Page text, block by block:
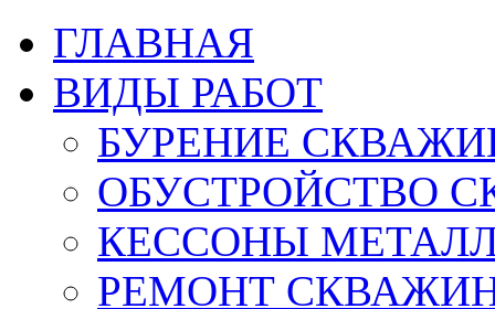
ГЛАВНАЯ
ВИДЫ РАБОТ
БУРЕНИЕ
ОБУСТРОЙСТВО
КЕССОНЫ
РЕМОНТ